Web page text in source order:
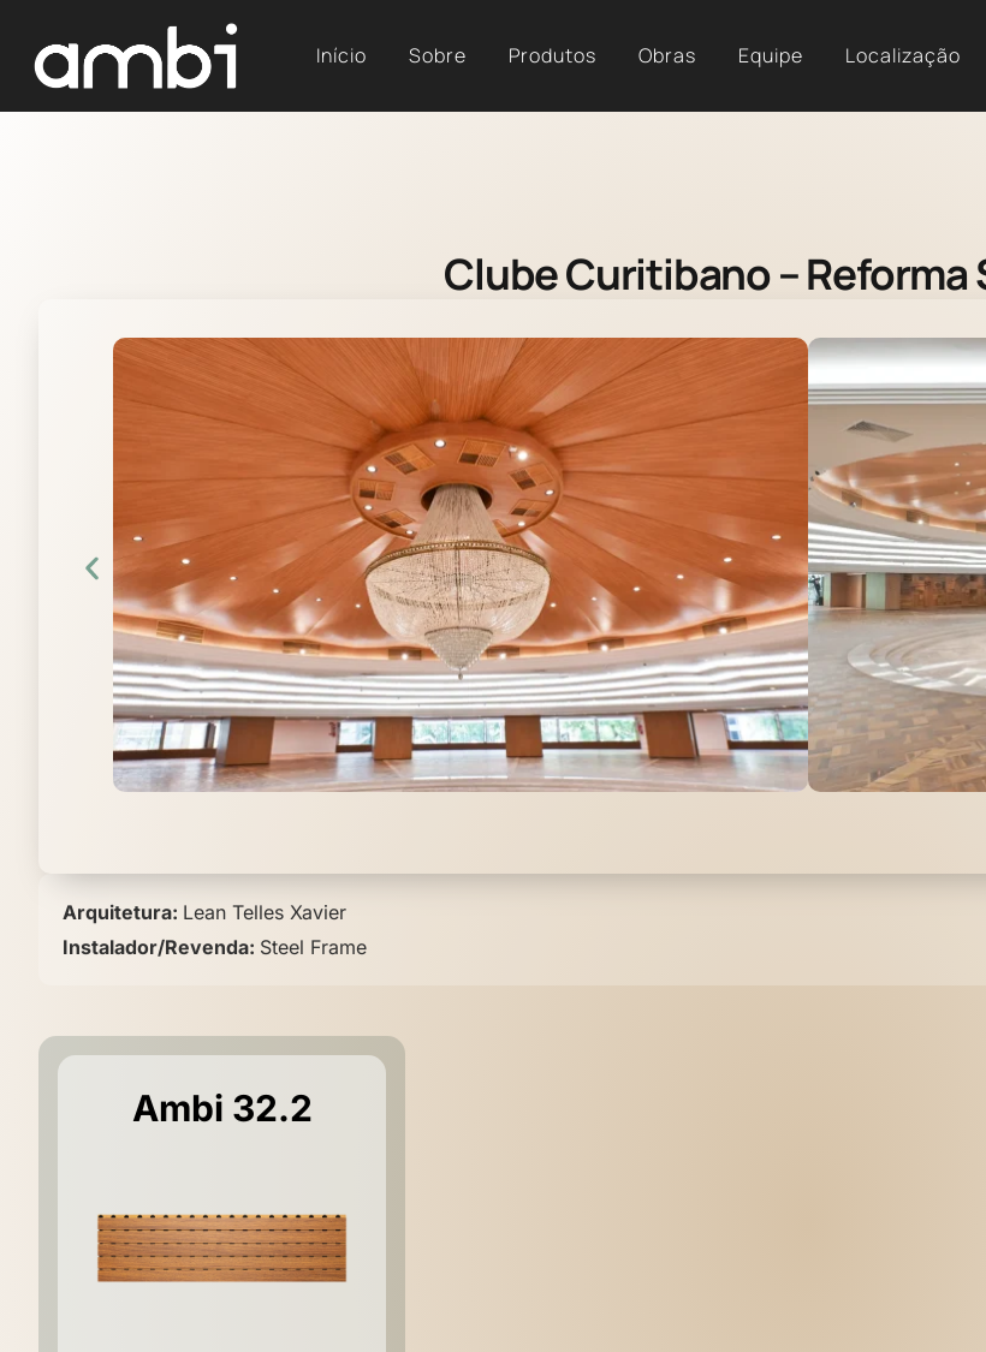
Início Sobre Produtos Obras Equipe Localização
Clube Curitibano – Reforma
Arquitetura: Lean Telles Xavier
Instalador/Revenda: Steel Frame
Ambi 32.2